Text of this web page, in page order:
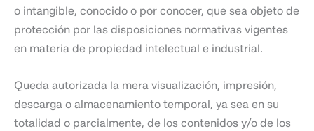
o intangible, conocido o por conocer, que sea objeto de
protección por las disposiciones normativas vigentes
en materia de propiedad intelectual e industrial.
Queda autorizada la mera visualización, impresión,
descarga o almacenamiento temporal, ya sea en su
totalidad o parcialmente, de los contenidos y/o de los